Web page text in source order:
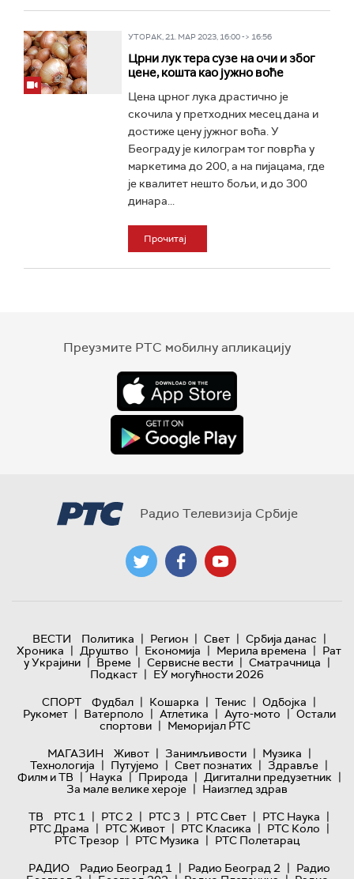
УТОРАК, 21. МАР 2023, 16:00 -> 16:56
Црни лук тера сузе на очи и због
цене, кошта као јужно воће
Цена црног лука драстично је
скочила у претходних месец дана и
достиже цену јужног воћа. У
Београду је килограм тог поврћа у
маркетима до 200, а на пијацама, где
је квалитет нешто бољи, и до 300
динара...
Прочитај
Преузмите РТС мобилну апликацију
Радио Телевизија Србије
ВЕСТИ Политика | Регион | Свет | Србија данас |
Хроника | Друштво | Економија | Мерила времена | Рат
у Украјини | Време | Сервисне вести | Сматрачница |
Подкаст | ЕУ могућности 2026
СПОРТ
Фудбал | Кошарка | Тенис | Одбојка |
Рукомет | Ватерполо | Атлетика | Ауто-мото | Остали
спортови | Меморијал РТС
МАГАЗИН
Живот | Занимљивости | Музика |
Технологијa | Путујемо | Свет познатих | Здравље |
Филм и ТВ | Наука | Природа | Дигитални предузетник |
За мале велике хероје | Наизглед здрав
ТВ
РТС 1 | РТС 2 | РТС 3 | РТС Свет | РТС Наука |
РТС Драма | РТС Живот | РТС Класика | РТС Коло |
РТС Трезор | РТС Музика | РТС Полетарац
РАДИО
Радио Београд 1 | Радио Београд 2 | Радио